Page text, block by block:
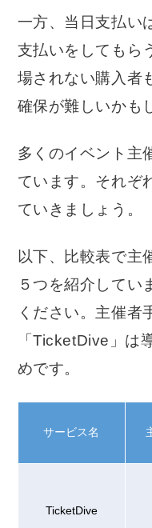
一方、当日支払い
支払いをしてもら
場されない購入者
確保が難しいかも
多くのイベント主
ています。それぞ
ていきましょう。
以下、比較表で主
５つを紹介してい
ください。主催者
「TicketDive」は
めです。
サービス名
TicketDive